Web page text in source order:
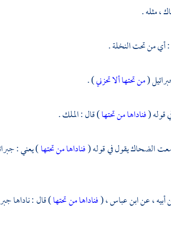
،مثله .
أي من تحت النخلة .
(من تحتها ألا تحزني) .
قوله (فناداها من تحتها) قال : الملك .
الضحاكيقول في قوله (فناداها من تحتها) يعني :
، عنابن عباس ،(فناداها من تحتها) قال : ناداها